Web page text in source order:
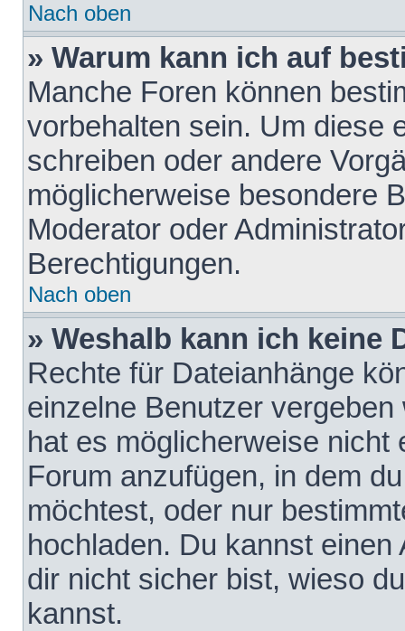
Nach oben
» Warum kann ich auf
Manche Foren können
vorbehalten sein. Um diese
schreiben oder andere
möglicherweise besondere
Moderator oder
Berechtigungen.
Nach oben
» Weshalb kann ich keine
Rechte für Dateianhänge
einzelne Benutzer
hat es möglicherweise nicht
Forum anzufügen, in dem
möchtest, oder nur
hochladen. Du kannst
dir nicht sicher bist, wieso
kannst.